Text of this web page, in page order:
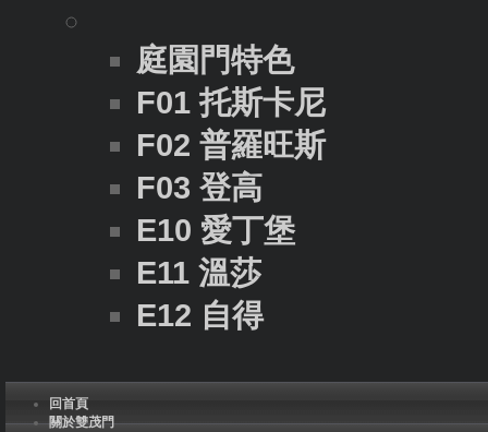
庭園門特色
F01 托斯卡尼
F02 普羅旺斯
F03 登高
E10 愛丁堡
E11 溫莎
E12 自得
回首頁
關於雙茂門